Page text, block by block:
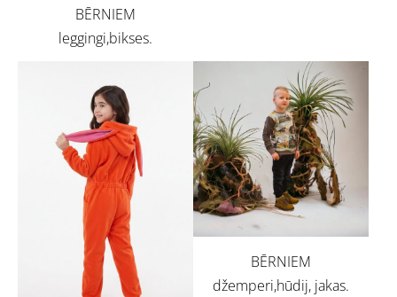
BĒRNIEM
leggingi,bikses.
BĒRNIEM
džemperi,hūdij, jakas.